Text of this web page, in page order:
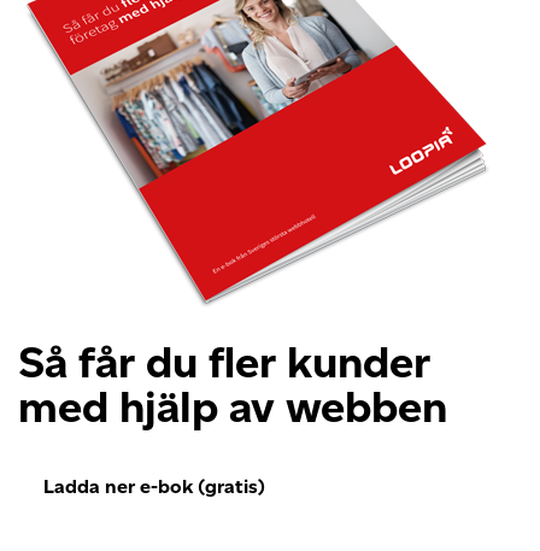
Så får du fler kunder
med hjälp av webben
Ladda ner e-bok (gratis)